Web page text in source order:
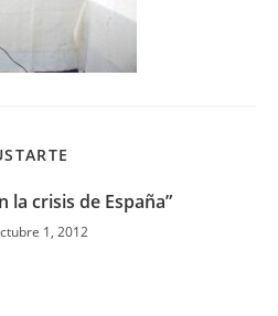
la crisis de España”
1, 2012